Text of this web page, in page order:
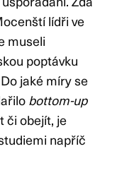
lídři ve
museli
poptávku
jaké míry se
bottom-up
či obejít, je
napříč